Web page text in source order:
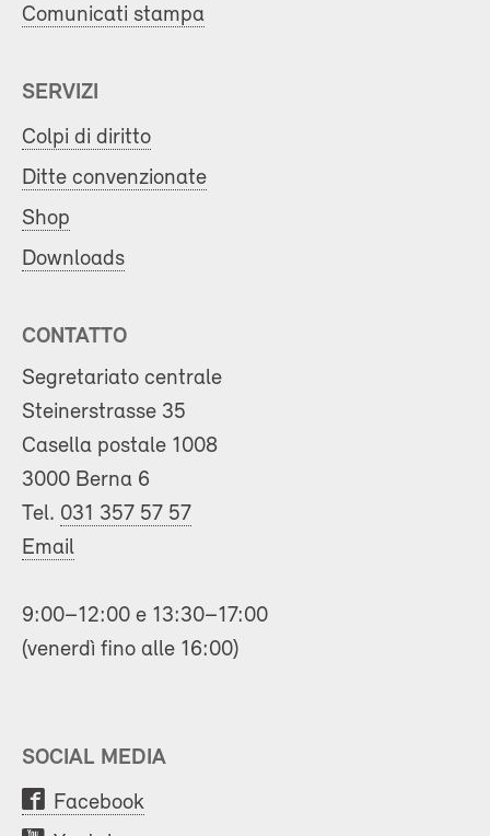
Comunicati stampa
SERVIZI
Colpi di diritto
Ditte convenzionate
Shop
Downloads
CONTATTO
Segretariato centrale
Steinerstrasse 35
Casella postale 1008
3000 Berna 6
Tel. 031 357 57 57
Email
9:00–12:00 e 13:30–17:00
(venerdì fino alle 16:00)
SOCIAL MEDIA
Facebook